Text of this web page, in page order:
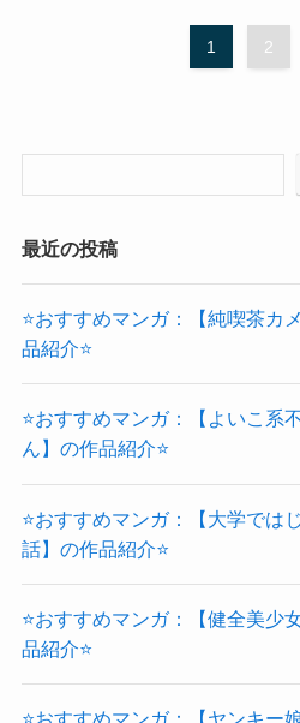
1 2
最近の投稿
⭐おすすめマンガ：【純喫茶カ
品紹介⭐
⭐おすすめマンガ：【よいこ系
ん】の作品紹介⭐
⭐おすすめマンガ：【大学では
話】の作品紹介⭐
⭐おすすめマンガ：【健全美少
品紹介⭐
⭐おすすめマンガ：【ヤンキー